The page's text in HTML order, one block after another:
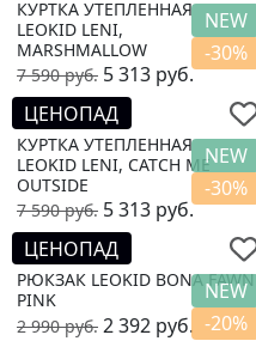
NEW
-30%
КУРТКА УТЕПЛЕННАЯ
LEOKID LENI,
MARSHMALLOW
7 590руб. 5 313 руб.
NEW
-30%
ЦЕНОПАД
КУРТКА УТЕПЛЕННАЯ
LEOKID LENI, CATCH ME
OUTSIDE
7 590руб. 5 313 руб.
NEW
-20%
ЦЕНОПАД
РЮКЗАК LEOKID BONA FAWN
PINK
2 990руб. 2 392 руб.